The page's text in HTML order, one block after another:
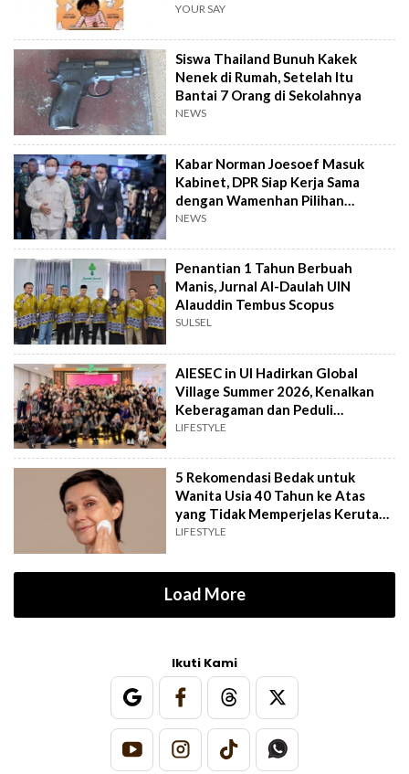
YOUR SAY
Siswa Thailand Bunuh Kakek
Nenek di Rumah, Setelah Itu
Bantai 7 Orang di Sekolahnya
NEWS
Kabar Norman Joesoef Masuk
Kabinet, DPR Siap Kerja Sama
dengan Wamenhan Pilihan
Prabowo
NEWS
Penantian 1 Tahun Berbuah
Manis, Jurnal Al-Daulah UIN
Alauddin Tembus Scopus
SULSEL
AIESEC in UI Hadirkan Global
Village Summer 2026, Kenalkan
Keberagaman dan Peduli
Lingkungan
LIFESTYLE
5 Rekomendasi Bedak untuk
Wanita Usia 40 Tahun ke Atas
yang Tidak Memperjelas Kerutan
sesuai Review
LIFESTYLE
Load More
Ikuti Kami